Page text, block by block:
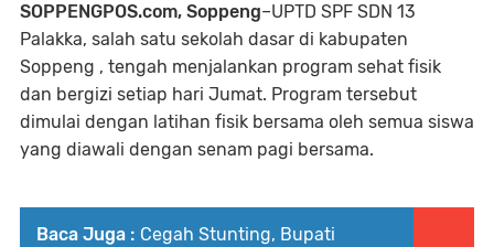
SOPPENGPOS.com, Soppeng–UPTD SPF SDN 13
Palakka, salah satu sekolah dasar di kabupaten
Soppeng , tengah menjalankan program sehat fisik
dan bergizi setiap hari Jumat. Program tersebut
dimulai dengan latihan fisik bersama oleh semua siswa
yang diawali dengan senam pagi bersama.
Baca Juga : Cegah Stunting, Bupati